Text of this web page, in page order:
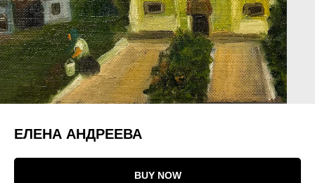
ЕЛЕНА АНДРЕЕВА
BUY NOW